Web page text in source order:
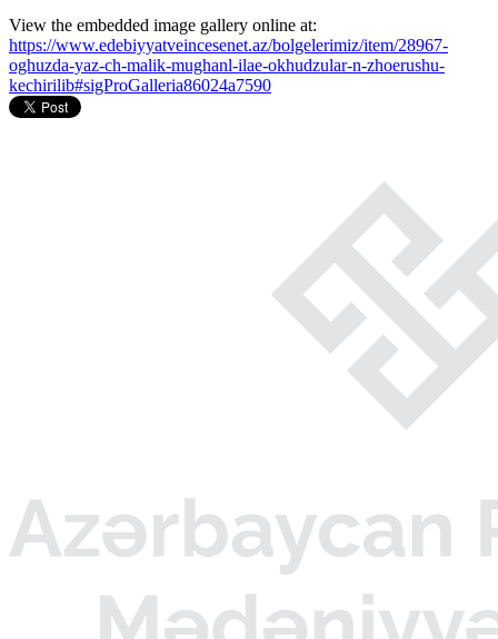
View the embedded image gallery online at:
https://www.edebiyyatveincesenet.az/bolgelerimiz/item/28967-
oghuzda-yaz-ch-malik-mughanl-ilae-okhudzular-n-zhoerushu-
kechirilib#sigProGalleria86024a7590